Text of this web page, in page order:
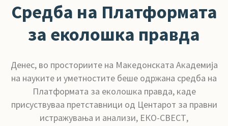
Средба на Платформата
за еколошка правда
Денес, во просториите на Македонската Академија
на науките и уметностите беше одржана средба на
Платформата за еколошка правда, каде
присуствуваа претставници од Центарот за правни
истражувања и анализи, ЕКО-СВЕСТ,